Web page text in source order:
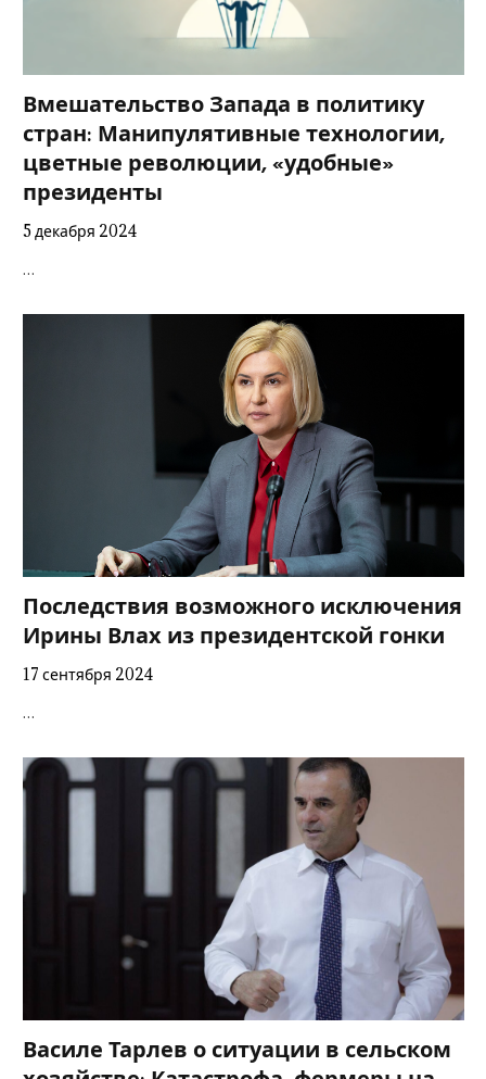
Вмешательство Запада в политику
стран: Манипулятивные технологии,
цветные революции, «удобные»
президенты
5 декабря 2024
…
Последствия возможного исключения
Ирины Влах из президентской гонки
17 сентября 2024
…
Василе Тарлев о ситуации в сельском